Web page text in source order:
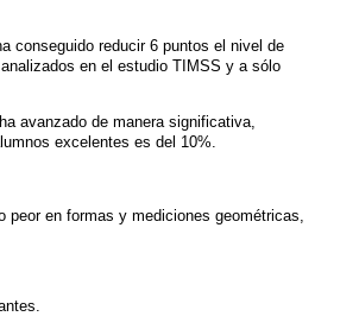
conseguido reducir 6 puntos el nivel de
en el estudio TIMSS y a sólo
avanzado de manera significativa,
excelentes es del 10%.
en formas y mediciones geométricas,